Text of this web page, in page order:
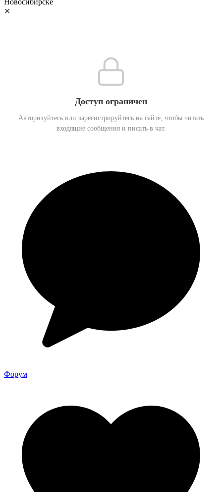
✕
Доступ ограничен
Авторизуйтесь или зарегистрируйтесь на сайте, чтобы читать
входящие сообщения и писать в чат.
Форум